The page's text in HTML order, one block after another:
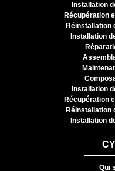
Installation
Récupération
Réinstallation
Installation
Installation
Récupération
Réinstallation
Installation
Qui